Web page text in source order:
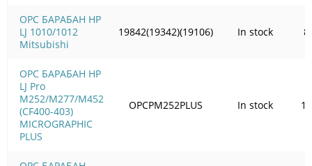
OPC БАРАБАН HP
LJ 1010/1012
Mitsubishi
OPC БАРАБАН HP
LJ Pro
M252/M277/M452
(CF400-403)
MICROGRAPHIC
PLUS
19842(19342)(19106) In stock
OPCPM252PLUS In stock